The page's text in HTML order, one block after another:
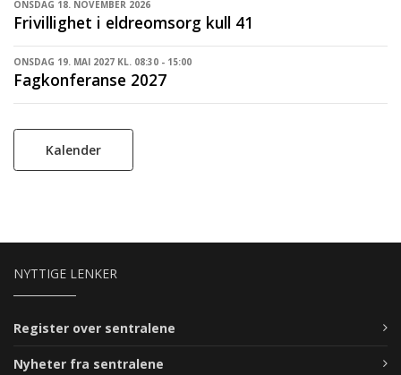
ONSDAG 18. NOVEMBER 2026
Frivillighet i eldreomsorg kull 41
ONSDAG 19. MAI 2027 KL. 08:30 - 15:00
Fagkonferanse 2027
Kalender
NYTTIGE LENKER
Register over sentralene
Nyheter fra sentralene